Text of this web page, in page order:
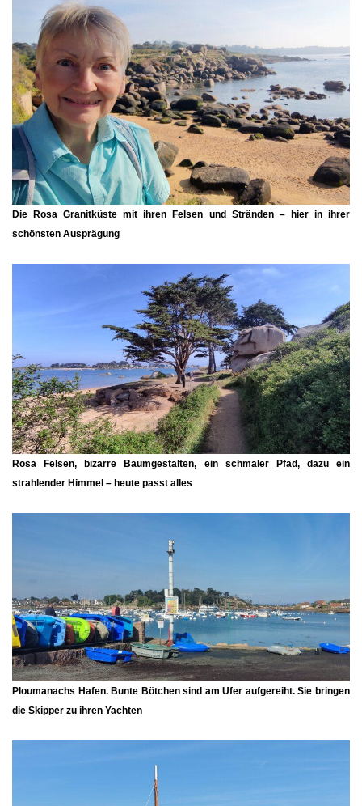
DieRosa Granitküste mit ihren Felsen und Stränden – hier in ihrer
schönsten Ausprägung
Rosa Felsen, bizarre Baumgestalten, ein schmaler Pfad, dazu ein
strahlender Himmel – heute passt alles
Ploumanachs Hafen.Bunte Bötchen sind am Ufer aufgereiht. Sie bringen
die Skipper zu ihren Yachten